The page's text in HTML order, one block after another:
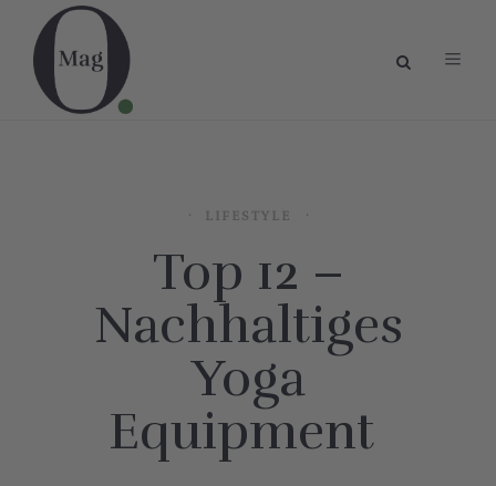
LIFESTYLE
Top 12 –
Nachhaltiges
Yoga
Equipment